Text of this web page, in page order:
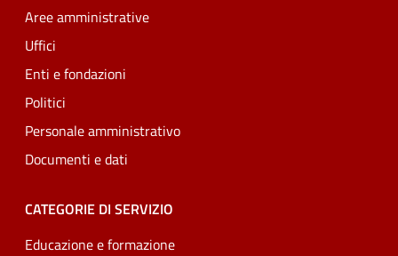
Aree amministrative
Uffici
Enti e fondazioni
Politici
Personale amministrativo
Documenti e dati
CATEGORIE DI SERVIZIO
Educazione e formazione